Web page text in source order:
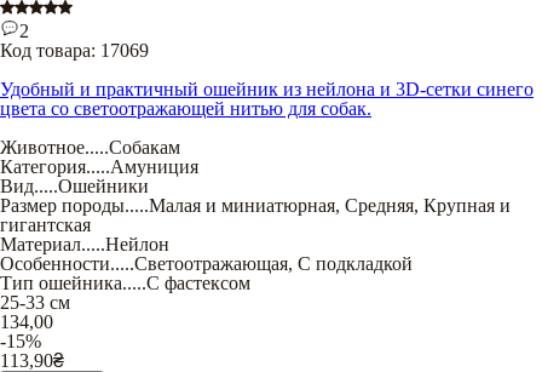
2
Код товара: 17069
Удобный и практичный ошейник из нейлона и 3D-сетки синего
цвета со светоотражающей нитью для собак.
Животное.....Собакам
Категория.....Амуниция
Вид.....Ошейники
Размер породы.....Малая и миниатюрная, Средняя, Крупная и
гигантская
Материал.....Нейлон
Особенности.....Светоотражающая, С подкладкой
Тип ошейника.....С фастексом
25-33 см
134,00
-15%
113,90₴